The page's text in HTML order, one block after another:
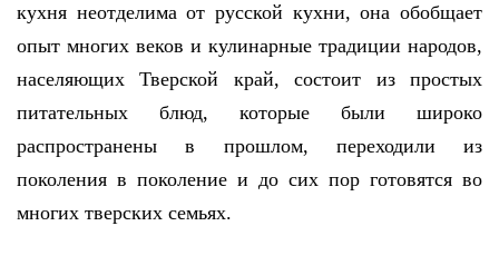
кухня неотделима от русской кухни, она обобщает
опыт многих веков и кулинарные традиции народов,
населяющих Тверской край, состоит из простых
питательных блюд, которые были широко
распространены в прошлом, переходили из
поколения в поколение и до сих пор готовятся во
многих тверских семьях.